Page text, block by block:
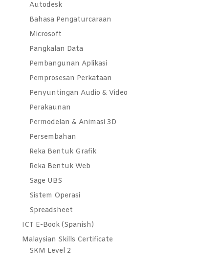
Autodesk
Bahasa Pengaturcaraan
Microsoft
Pangkalan Data
Pembangunan Aplikasi
Pemprosesan Perkataan
Penyuntingan Audio & Video
Perakaunan
Permodelan & Animasi 3D
Persembahan
Reka Bentuk Grafik
Reka Bentuk Web
Sage UBS
Sistem Operasi
Spreadsheet
ICT E-Book (Spanish)
Malaysian Skills Certificate
SKM Level 2